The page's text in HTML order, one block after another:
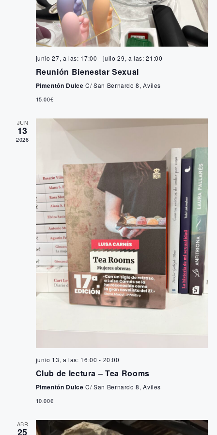
b
ú
e
d
a
y
v
i
s
t
a
e
n
t
a
v
n
t
o
junio 27, a las: 17:00 - julio 29, a las: 21:00
Reunión Bienestar Sexual
Pimentón DulceC/ San Bernardo 8, Aviles
15.00€
JUN
13
2026
junio 13, a las: 16:00 - 20:00
Club de lectura – Tea Rooms
Pimentón DulceC/ San Bernardo 8, Aviles
10.00€
ABR
25